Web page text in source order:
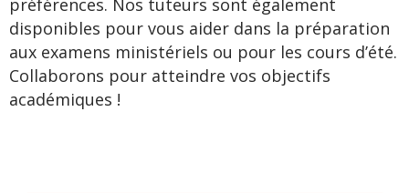
disponibles pour vous aider dans la préparation
aux examens ministériels ou pour les cours d’été.
Collaborons pour atteindre vos objectifs
académiques !